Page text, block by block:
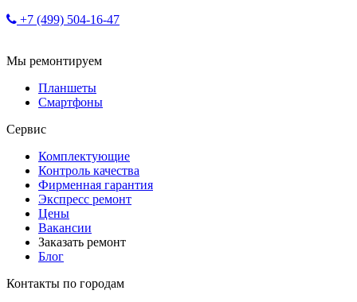
+7 (499) 504-16-47
Мы ремонтируем
Планшеты
Смартфоны
Сервис
Комплектующие
Контроль качества
Фирменная гарантия
Экспресс ремонт
Цены
Вакансии
Заказать ремонт
Блог
Контакты по городам